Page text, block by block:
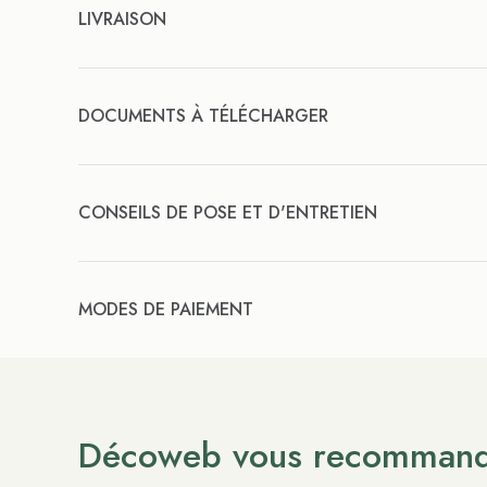
LIVRAISON
DOCUMENTS À TÉLÉCHARGER
CONSEILS DE POSE ET D'ENTRETIEN
MODES DE PAIEMENT
Décoweb vous